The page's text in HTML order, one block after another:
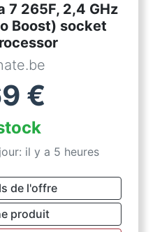
7 265F, 2,4 GHz
Boost) socket
€
il y a 5 heures
de l'offre
produit